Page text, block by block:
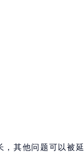
，其他问题可以被延